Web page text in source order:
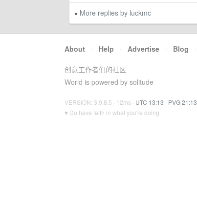
» More replies by luckmc
About · Help · Advertise · Blog ·
创意工作者们的社区
World is powered by solitude
VERSION: 3.9.8.5 · 12ms · UTC 13:13 · PVG 21:13
♥ Do have faith in what you're doing.